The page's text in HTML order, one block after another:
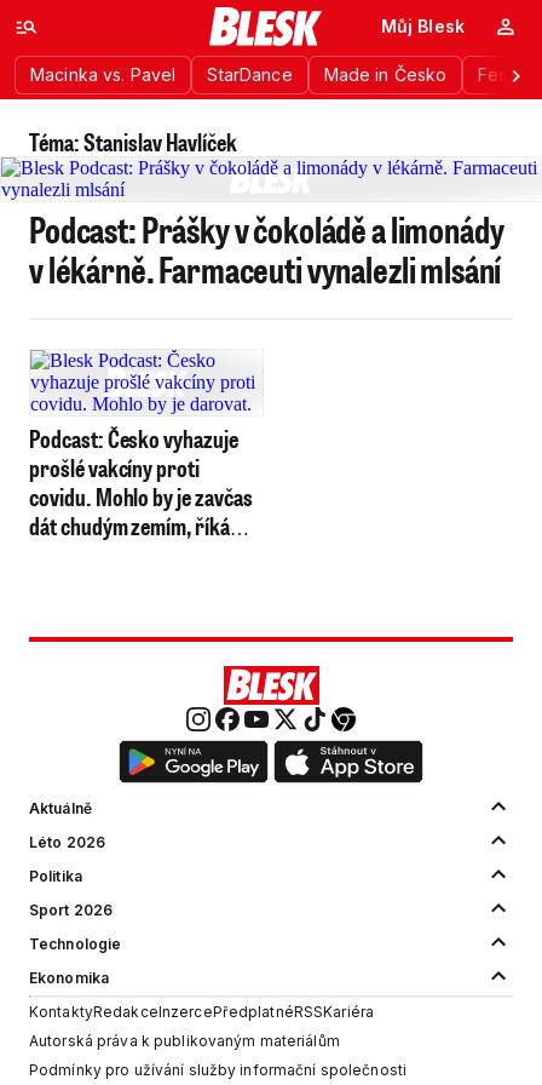
Macinka vs. Pavel StarDance Made in Česko
Můj Blesk
Téma: Stanislav Havlíček
Podcast: Prášky v čokoládě a limonády
v lékárně. Farmaceuti vynalezli mlsání
Podcast: Česko vyhazuje
prošlé vakcíny proti
covidu. Mohlo by je zavčas
dát chudým zemím, říká
Aktuálně
Léto 2026
Politika
Sport 2026
Technologie
Ekonomika
KontaktyRedakceInzercePředplatnéRSSKariéra
Autorská práva k publikovaným materiálům
Podmínky pro užívání služby informační společnosti